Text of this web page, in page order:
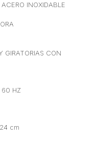
INOXIDABLE
GIRATORIAS CON
60 HZ
cm